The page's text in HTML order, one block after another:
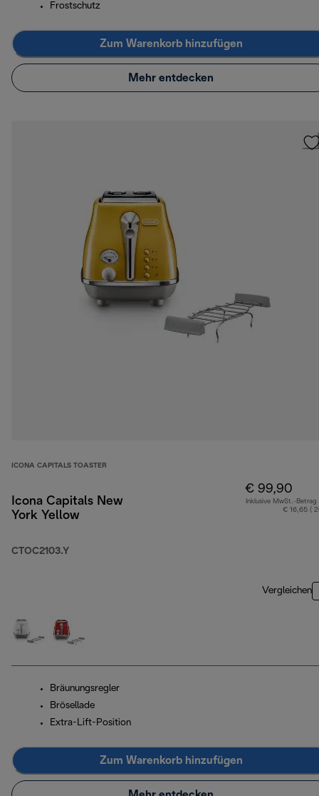
Frostschutz
Zum Warenkorb hinzufügen
Mehr entdecken
ICONA CAPITALS TOASTER
Icona Capitals New
York Yellow
CTOC2103.Y
€ 99,90
Inklusive MwSt.-Betrag
€ 16,65 (
Vergleichen
Bräunungsregler
Brösellade
Extra-Lift-Position
Zum Warenkorb hinzufügen